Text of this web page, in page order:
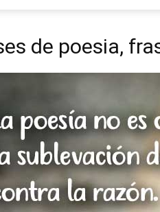
de poesia,